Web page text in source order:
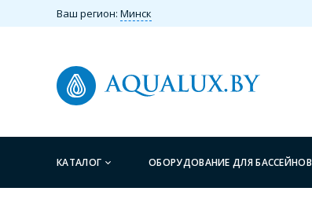
Ваш регион: Минск
КАТАЛОГ ОБОРУДОВАНИЕ ДЛЯ БАССЕЙНОВ